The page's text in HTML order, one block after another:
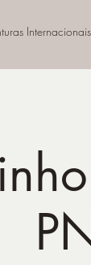
Internacionais